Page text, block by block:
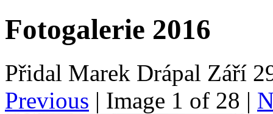
Fotogalerie 2016
Přidal Marek Drápal Září
Previous | Image 1 of 28 |